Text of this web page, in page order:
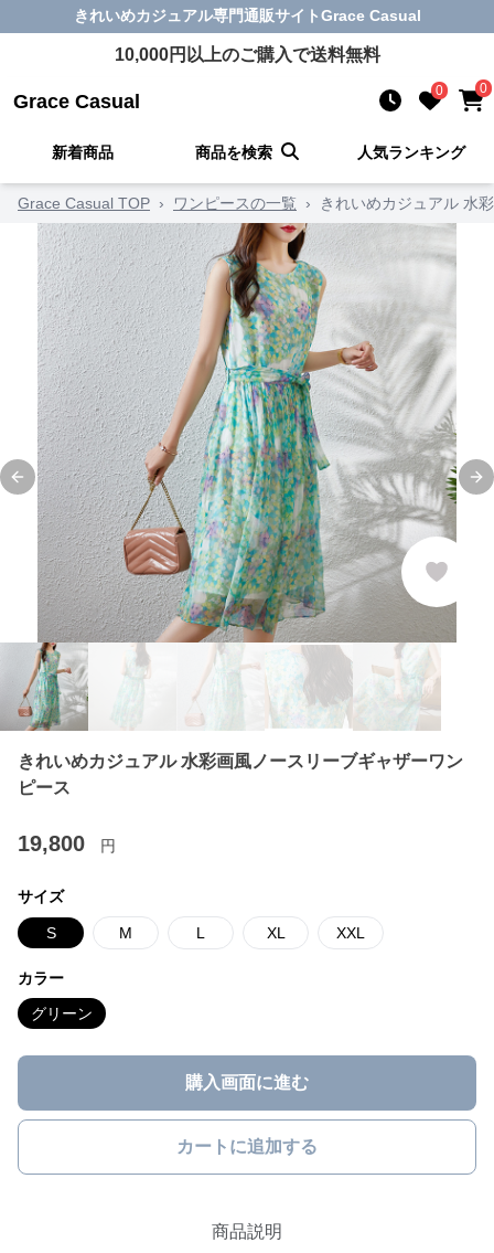
きれいめカジュアル専門通販サイトGrace Casual
10,000円以上のご購入で送料無料
Grace Casual 0 0
新着商品 商品を検索 人気ランキング
Grace Casual TOP › ワンピースの一覧 › きれいめカジュアル 水
Previous slide
きれいめカジュアル 水彩画風ノースリーブギャザーワン
ピース
19,800 円
サイズ
S M L XL XXL
カラー
グリーン
購入画面に進む
カートに追加する
商品説明